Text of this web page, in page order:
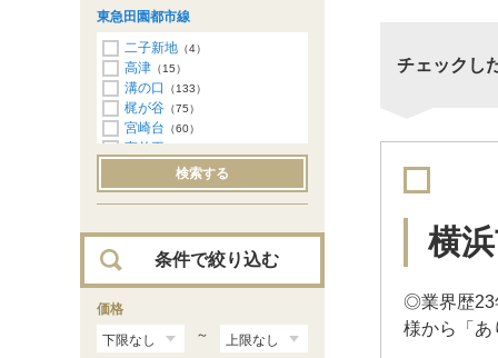
チェックし
横
◎業界歴23
様から「あ
東急田園都市線
二子新地 （4）
高津 （15）
溝の口 （133）
梶が谷 （75）
宮崎台 （60）
宮前平
（104）
たまプラーザ（114）
あざみ野（127）
市が尾 （97）
藤が丘（76）
青葉台（109）
長津田（86）
つきみ野
検索する
条件で絞り込む
価格
～